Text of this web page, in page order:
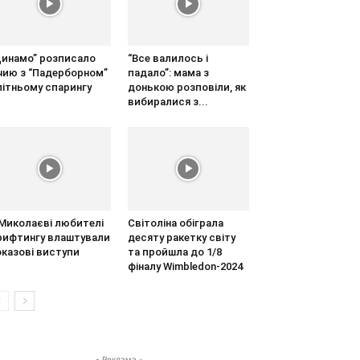
розписало
з “Падерборном”
спарингу
“Все валилось і
падало”: мама з
донькою розповіли, як
вибиралися з...
любителі
влаштували
виступи
Світоліна обіграла
десяту ракетку світу
та пройшла до 1/8
фіналу Wimbledon-2024